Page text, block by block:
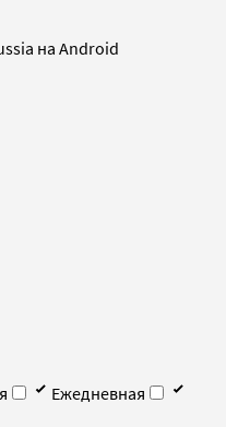
на Android
Ежедневная